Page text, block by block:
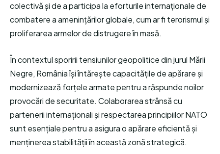
colectivă și de a participa la eforturile internaționale de
combatere a amenințărilor globale, cum ar fi terorismul și
proliferarea armelor de distrugere în masă.
În contextul sporirii tensiunilor geopolitice din jurul Mării
Negre, România își întărește capacitățile de apărare și
modernizează forțele armate pentru a răspunde noilor
provocări de securitate. Colaborarea strânsă cu
partenerii internaționali și respectarea principiilor NATO
sunt esențiale pentru a asigura o apărare eficientă și
menținerea stabilității în această zonă strategică.